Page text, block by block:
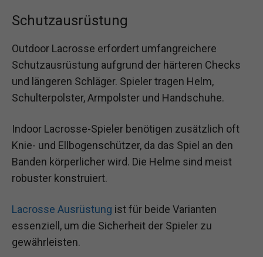
Schutzausrüstung
Outdoor Lacrosse erfordert umfangreichere
Schutzausrüstung aufgrund der härteren Checks
und längeren Schläger. Spieler tragen Helm,
Schulterpolster, Armpolster und Handschuhe.
Indoor Lacrosse-Spieler benötigen zusätzlich oft
Knie- und Ellbogenschützer, da das Spiel an den
Banden körperlicher wird. Die Helme sind meist
robuster konstruiert.
Lacrosse Ausrüstung ist für beide Varianten
essenziell, um die Sicherheit der Spieler zu
gewährleisten.